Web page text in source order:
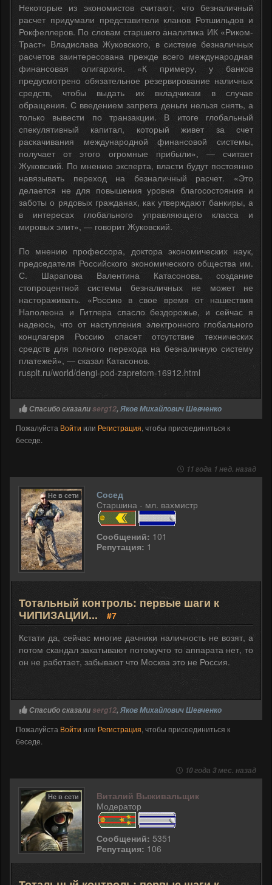
Некоторые из экономистов считают, что безналичный
расчет придумали представители кланов Ротшильдов и
Рокфеллеров. По словам старшего аналитика ИК «Риком-
Траст» Владислава Жуковского, в системе безналичных
расчетов заинтересована прежде всего международная
финансовая олигархия. «К примеру, у банков
предусмотрено обязательное резервирование наличных
средств, чтобы выдать их вкладчикам в случае
обращения. С введением запрета деньги нельзя снять, а
только вывести по транзакции. В итоге глобальный
спекулятивный капитал, который живет за счет
раскачивания международной финансовой системы,
получает от этого огромные прибыли», — считает
Жуковский. По мнению эксперта, власти будут постоянно
навязывать переход на безналичный расчет. «Это
делается не для повышения уровня благосостояния и
заботы о рядовых гражданах, как утверждают банкиры, а
в интересах глобального управляющего класса и
мировых элит», — говорит Жуковский.
По мнению профессора, доктора экономических наук,
председателя Российского экономического общества им.
С. Шарапова Валентина Катасонова, создание
стопроцентной системы безналичных не может не
настораживать. «Россию в свое время от нашествия
Наполеона и Гитлера спасло бездорожье, и сейчас я
надеюсь, что от наступления электронного глобального
концлагеря Россию спасет отсутствие технических
средств для полного перехода на безналичную систему
платежей», — сказал Катасонов.
rusplt.ru/world/dengi-pod-zapretom-16912.html
Спасибо сказалиserg12, Яков Михайлович Шевченко
Пожалуйста Войти или Регистрация, чтобы присоединиться к
беседе.
11 года 1 нед. назад
Не в сети
Сосед
Старшина - мл. вахмистр
Сообщений: 101
Репутация: 1
Тотальный контроль: первые шаги к
ЧИПИЗАЦИИ...
#7
Кстати да, сейчас многие дачники наличность не возят, а
потом скандал закатывают потомучто то аппарата нет, то
он не работает, забывают что Москва это не Россия.
Спасибо сказалиserg12, Яков Михайлович Шевченко
Пожалуйста Войти или Регистрация, чтобы присоединиться к
беседе.
10 года 3 мес. назад
Не в сети
Виталий Выживальщик
Модератор
Сообщений: 5351
Репутация: 106